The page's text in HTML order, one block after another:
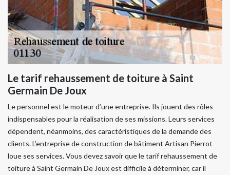
Le tarif rehaussement de toiture à Saint
Germain De Joux
Le personnel est le moteur d’une entreprise. Ils jouent des rôles
indispensables pour la réalisation de ses missions. Leurs services
dépendent, néanmoins, des caractéristiques de la demande des
clients. L’entreprise de construction de bâtiment Artisan Pierrot
loue ses services. Vous devez savoir que le tarif rehaussement de
toiture à Saint Germain De Joux est difficile à déterminer, car il